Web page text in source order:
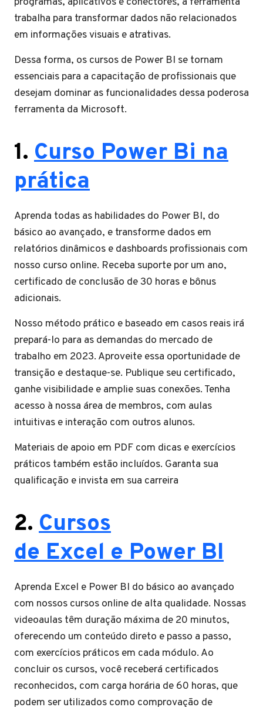
trabalha para transformar dados não relacionados
em informações visuais e atrativas.
Dessa forma, os cursos de Power BI se tornam
essenciais para a capacitação de profissionais que
desejam dominar as funcionalidades dessa poderosa
ferramenta da Microsoft.
1. Curso Power Bi na
prática
Aprenda todas as habilidades do Power BI, do
básico ao avançado, e transforme dados em
relatórios dinâmicos e dashboards profissionais com
nosso curso online. Receba suporte por um ano,
certificado de conclusão de 30 horas e bônus
adicionais.
Nosso método prático e baseado em casos reais irá
prepará-lo para as demandas do mercado de
trabalho em 2023. Aproveite essa oportunidade de
transição e destaque-se. Publique seu certificado,
ganhe visibilidade e amplie suas conexões. Tenha
acesso à nossa área de membros, com aulas
intuitivas e interação com outros alunos.
Materiais de apoio em PDF com dicas e exercícios
práticos também estão incluídos. Garanta sua
qualificação e invista em sua carreira
2. Cursos
de Excel e Power BI
Aprenda Excel e Power BI do básico ao avançado
com nossos cursos online de alta qualidade. Nossas
videoaulas têm duração máxima de 20 minutos,
oferecendo um conteúdo direto e passo a passo,
com exercícios práticos em cada módulo. Ao
concluir os cursos, você receberá certificados
reconhecidos, com carga horária de 60 horas, que
podem ser utilizados como comprovação de